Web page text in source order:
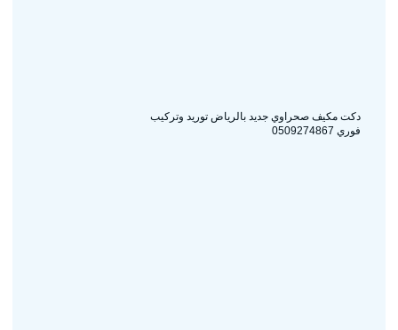
دكت مكيف صحراوي جديد بالرياض توريد وتركيب
فوري 0509274867